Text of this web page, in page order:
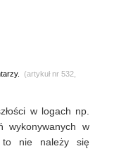
(artykuł nr 532,
w logach np.
wykonywanych w
to nie należy się